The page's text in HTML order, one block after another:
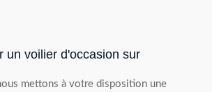
un voilier d'occasion sur
mettons à votre disposition une